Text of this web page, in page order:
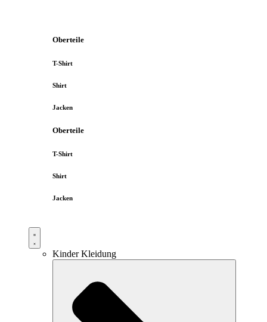
Oberteile
T-Shirt
Shirt
Jacken
Oberteile
T-Shirt
Shirt
Jacken
Kinder Kleidung